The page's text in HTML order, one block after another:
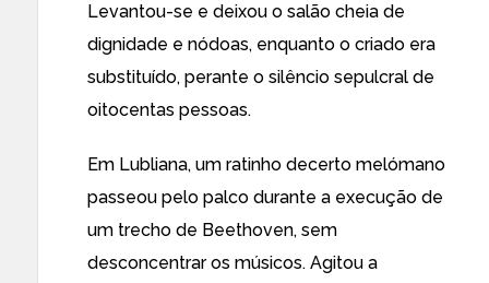
Levantou-se e deixou o salão cheia de
dignidade e nódoas, enquanto o criado era
substituído, perante o silêncio sepulcral de
oitocentas pessoas.
Em Lubliana, um ratinho decerto melómano
passeou pelo palco durante a execução de
um trecho de Beethoven, sem
desconcentrar os músicos. Agitou a